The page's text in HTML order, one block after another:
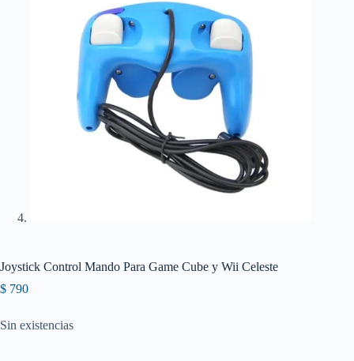
Joystick Control Mando Para Game Cube y Wii Celeste
$ 790
Sin existencias